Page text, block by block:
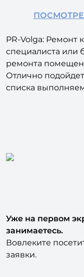
специалиста или
ремонта
Отлично
списка
Уже на первом
занимаетесь.
Вовлеките
заявки.